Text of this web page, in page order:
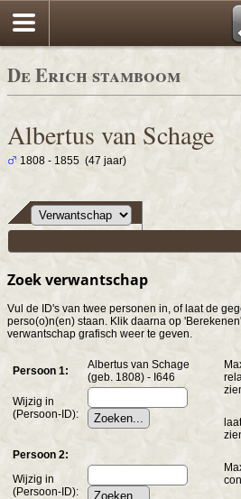
De Erich stamboom
Albertus van Schage
1808 - 1855 (47 jaar)
Zoek verwantschap
Vul de ID's van twee personen in, of laat de
perso(o)n(en) staan. Klik daarna op
verwantschap grafisch weer te geven.
Persoon 1:
Albertus van Schage
(geb. 1808) - I646
Wijzig in
(Persoon-ID):
Persoon 2:
Wijzig in
(Persoon-ID):